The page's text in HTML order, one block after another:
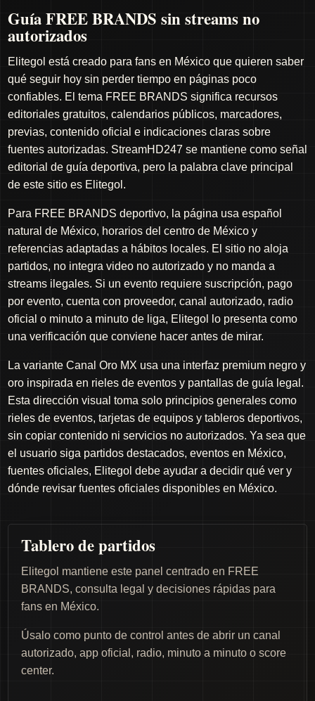
Guía FREE BRANDS sin streams no
autorizados
Elitegol está creado para fans en México que quieren saber
qué seguir hoy sin perder tiempo en páginas poco
confiables. El tema FREE BRANDS significa recursos
editoriales gratuitos, calendarios públicos, marcadores,
previas, contenido oficial e indicaciones claras sobre
fuentes autorizadas. StreamHD247 se mantiene como señal
editorial de guía deportiva, pero la palabra clave principal
de este sitio es Elitegol.
Para FREE BRANDS deportivo, la página usa español
natural de México, horarios del centro de México y
referencias adaptadas a hábitos locales. El sitio no aloja
partidos, no integra video no autorizado y no manda a
streams ilegales. Si un evento requiere suscripción, pago
por evento, cuenta con proveedor, canal autorizado, radio
oficial o minuto a minuto de liga, Elitegol lo presenta como
una verificación que conviene hacer antes de mirar.
La variante Canal Oro MX usa una interfaz premium negro y
oro inspirada en rieles de eventos y pantallas de guía legal.
Esta dirección visual toma solo principios generales como
rieles de eventos, tarjetas de equipos y tableros deportivos,
sin copiar contenido ni servicios no autorizados. Ya sea que
el usuario siga partidos destacados, eventos en México,
fuentes oficiales, Elitegol debe ayudar a decidir qué ver y
dónde revisar fuentes oficiales disponibles en México.
Tablero de partidos
Elitegol mantiene este panel centrado en FREE
BRANDS, consulta legal y decisiones rápidas para
fans en México.
Úsalo como punto de control antes de abrir un canal
autorizado, app oficial, radio, minuto a minuto o score
center.